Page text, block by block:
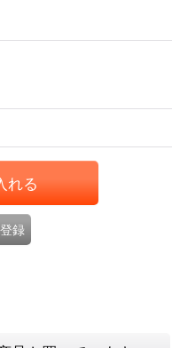
れる
録